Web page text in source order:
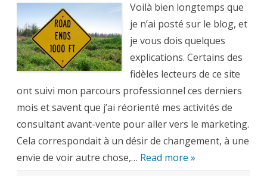
parlait
usages
professionnels
du
Web
et
des
réseaux
sociaux
Voilà bien longtemps que
je n’ai posté sur le blog, et
je vous dois quelques
explications. Certains des
fidèles lecteurs de ce site
ont suivi mon parcours professionnel ces derniers
mois et savent que j’ai réorienté mes activités de
consultant avant-vente pour aller vers le marketing.
Cela correspondait à un désir de changement, à une
envie de voir autre chose,… Read more »